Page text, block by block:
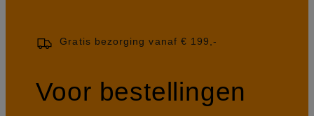
Gratis bezorging vanaf € 199,-
Voor bestellingen